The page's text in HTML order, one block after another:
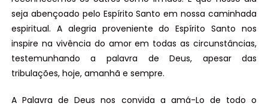
seja abençoado pelo Espírito Santo em nossa caminhada
espiritual. A alegria proveniente do Espírito Santo nos
inspire na vivência do amor em todas as circunstâncias,
testemunhando a palavra de Deus, apesar das
tribulações, hoje, amanhã e sempre.
A Palavra de Deus nos convida a amá-Lo de todo o